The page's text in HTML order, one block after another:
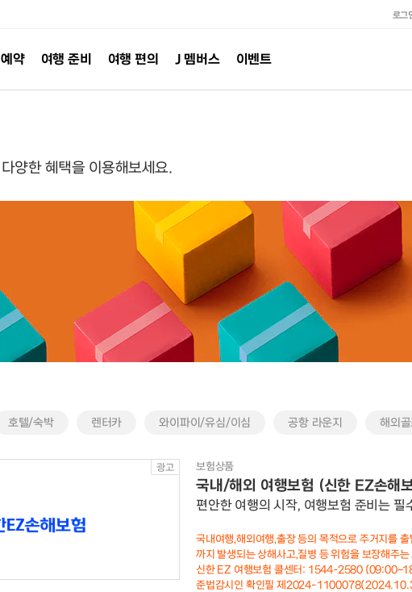
로그
예약 여행 준비 여행 편의 J 멤버스 이벤트
다양한 혜택을 이용해보세요.
호텔/숙박 렌터카 와이파이/유심/이심 공항 라운지 해외
광고 보험상품
국내/해외 여행보험 (신한 EZ손해
편안한 여행의 시작, 여행보험 준비는 필
국내여행,해외여행,출장 등의 목적으로 주거지를
까지 발생되는 상해사고,질병 등 위험을 보장해주
신한 EZ 여행보험 콜센터: 1544-2580
준법감시인 확인필 제2024-